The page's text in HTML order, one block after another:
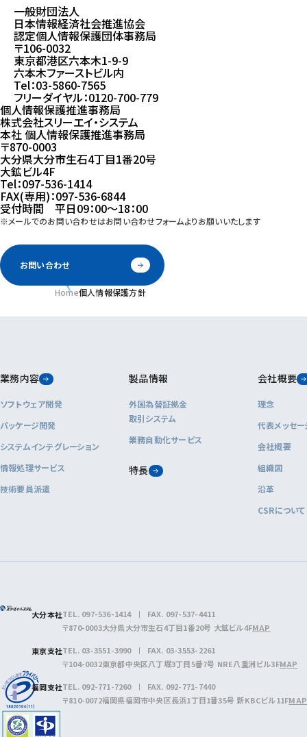
一般財団法人
日本情報経済社会推進協会
認定個人情報保護団体事務局
〒106-0032
東京都港区六本木1-9-9
六本木ファーストビル内
Tel：03-5860-7565
フリーダイヤル：0120-700-779
個人情報保護推進事務局
株式会社スリーエイ・システム
本社 個人情報保護推進事務局
〒870-0003
大分県大分市生石4丁目1番20号
大鉱ビル4F
Tel：097-536-1414
FAX(専用)：097-536-6844
受付時間 平日09：00～18：00
※メールでのお問い合わせはお問い合わせフォームよりお願いいたします
お問い合わせ
Home個人情報保護方針
業務内容
ソフトウェア開発
パッケージ開発
システムインテグレーション
情報処理サービス
技術要員派遣
製品情報
外国為替証拠金
取引システム
業務自動化サービス
特長
会社概要
理念
代表メッセー
会社概要
組織図
沿革
CSRについて
大分本社TEL. 097-536-1414
FAX. 097-537-4411
〒870-0003大分県大分市生石4丁目1番20号 大鉱ビル4FMAP
東京支社TEL. 03-3551-3990
FAX. 03-3553-2261
〒104-0032東京都中央区八丁堀3丁目5番7号 NRE八重洲ビル3FMAP
福岡支社TEL. 092-771-7260
FAX. 092-771-7440
〒810-0072福岡県福岡市中央区長浜1丁目1番35号 新KBCビル11FMAP